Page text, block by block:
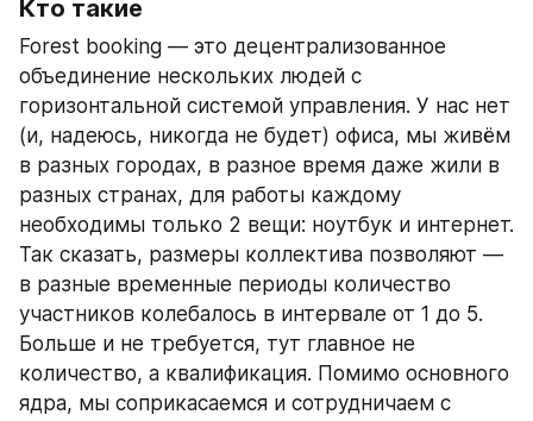
Кто такие
Forest booking — это децентрализованное
объединение нескольких людей с
горизонтальной системой управления. У нас нет
(и, надеюсь, никогда не будет) офиса, мы живём
в разных городах, в разное время даже жили в
разных странах, для работы каждому
необходимы только 2 вещи: ноутбук и интернет.
Так сказать, размеры коллектива позволяют —
в разные временные периоды количество
участников колебалось в интервале от 1 до 5.
Больше и не требуется, тут главное не
количество, а квалификация. Помимо основного
ядра, мы соприкасаемся и сотрудничаем с